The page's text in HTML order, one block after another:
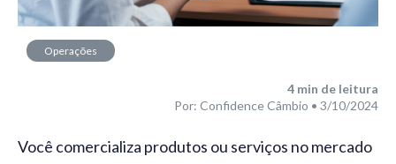
Operações
4 min de leitura
Por: Confidence Câmbio • 3/10/2024
Você comercializa produtos ou serviços no mercado